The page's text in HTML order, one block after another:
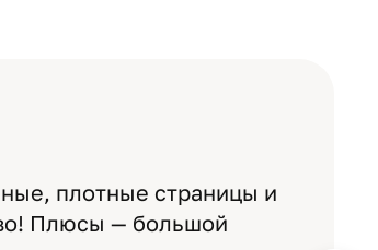
плотные страницы и
Плюсы — большой